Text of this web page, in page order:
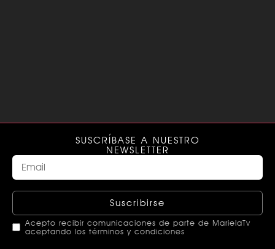
SUSCRÍBASE A NUESTRO
NEWSLETTER
Suscribirse
Acepto recibir comunicaciones de parte de MarielaTv
aceptando los términos y condiciones